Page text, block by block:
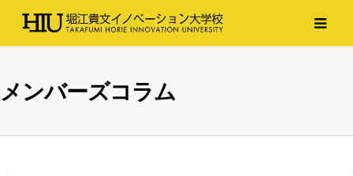
メンバーズコラム